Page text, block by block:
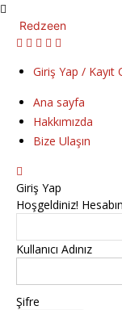
Redzeen
Giriş Yap / Kayıt
Ana sayfa
Hakkımızda
Bize Ulaşın
Giriş Yap
Hoşgeldiniz!
Kullanıcı Adınız
Şifre